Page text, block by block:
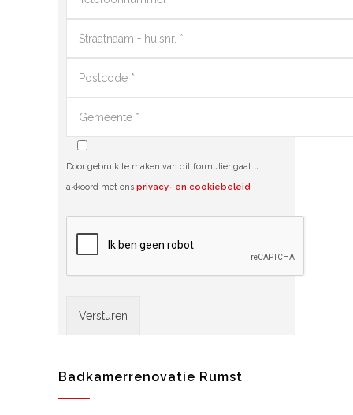
Door gebruik te maken van dit formulier gaat u
akkoord met ons privacy- en cookiebeleid.
Badkamerrenovatie Rumst